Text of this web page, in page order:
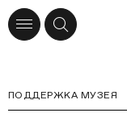
ПОДДЕРЖКА МУЗЕЯ